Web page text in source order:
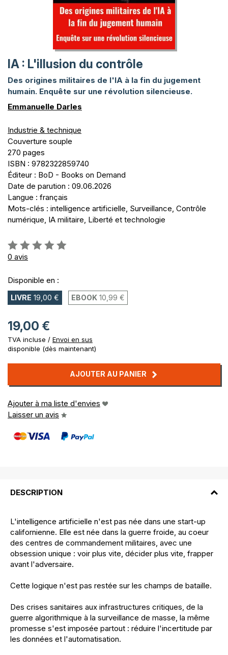
IA : L'illusion du contrôle
Des origines militaires de l'IA à la fin du jugement
humain. Enquête sur une révolution silencieuse.
Emmanuelle Darles
Industrie & technique
Couverture souple
270 pages
ISBN : 9782322859740
Éditeur : BoD - Books on Demand
Date de parution : 09.06.2026
Langue : français
Mots-clés : intelligence artificielle, Surveillance, Contrôle
numérique, IA militaire, Liberté et technologie
Évaluation:
0%
0 avis
Disponible en :
LIVRE 19,00 € EBOOK 10,99 €
19,00 €
TVA incluse / Envoi en sus
disponible (dès maintenant)
AJOUTER AU PANIER
Ajouter à ma liste d'envies
Laisser un avis
DESCRIPTION
L'intelligence artificielle n'est pas née dans une start-up
californienne. Elle est née dans la guerre froide, au coeur
des centres de commandement militaires, avec une
obsession unique : voir plus vite, décider plus vite, frapper
avant l'adversaire.
Cette logique n'est pas restée sur les champs de bataille.
Des crises sanitaires aux infrastructures critiques, de la
guerre algorithmique à la surveillance de masse, la même
promesse s'est imposée partout : réduire l'incertitude par
les données et l'automatisation.